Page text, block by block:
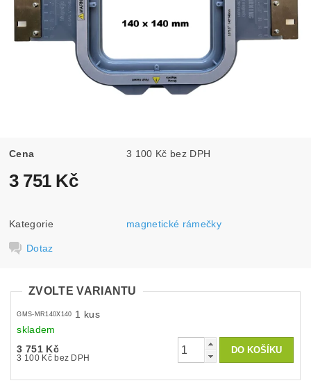
Cena 3 100 Kč bez DPH
3 751 Kč
Kategorie magnetické rámečky
Dotaz
ZVOLTE VARIANTU
GMS-MR140X140 1 kus
skladem
3 751 Kč
3 100 Kč bez DPH